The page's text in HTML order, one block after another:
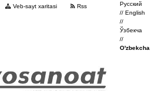
Veb-sayt xaritasi Rss
Русский
//English
//
Ўзбекча
//
O'zbekcha